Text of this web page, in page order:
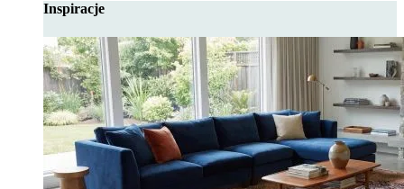
Inspiracje